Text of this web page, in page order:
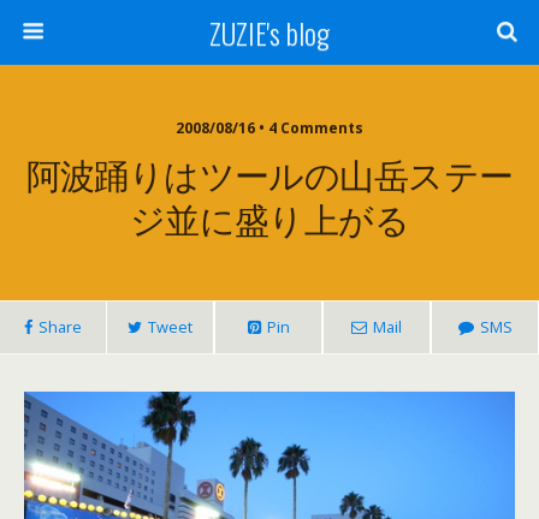
ZUZIE's blog
2008/08/16 • 4 Comments
阿波踊りはツールの山岳ステー
ジ並に盛り上がる
Share Tweet Pin Mail SMS